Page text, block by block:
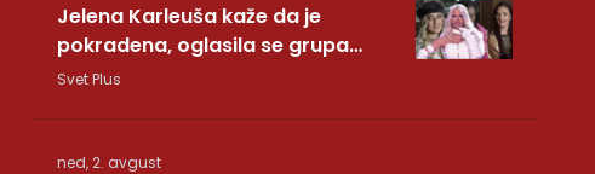
Jelena Karleuša kaže da je
pokradena, oglasila se grupa
Hurricane: Pesma RUNDE je naša!
Svet Plus
ned, 2. avgust